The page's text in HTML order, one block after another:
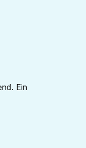
Ein